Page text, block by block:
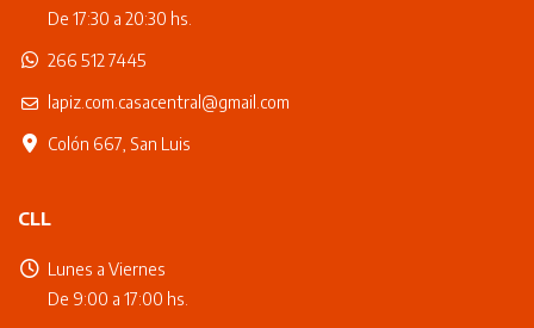
De 17:30 a 20:30 hs.
266 512 7445
lapiz.com.casacentral@gmail.com
Colón 667, San Luis
CLL
Lunes a Viernes
De 9:00 a 17:00 hs.